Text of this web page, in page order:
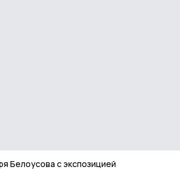
Белоусова с экспозицией